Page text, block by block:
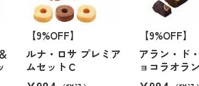
【9%OFF】
ルナ・ロサ プレミア
ムセットＣ
【9%OFF】
アラン・ド
ョコラオラ